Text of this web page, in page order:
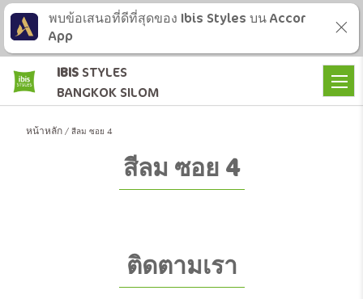
หน้าหลัก สีลม ซอย 4
สีลม ซอย 4
ติดตามเรา
IBIS STYLES
BANGKOK SILOM
พบข้อเสนอที่ดีที่สุดของ Ibis Styles บน Accor
App